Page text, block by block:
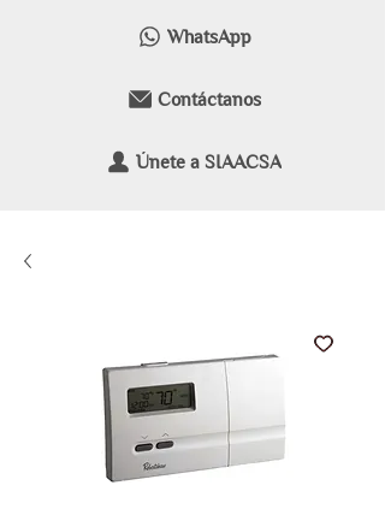
WhatsApp
Contáctanos
Únete a SIAACSA